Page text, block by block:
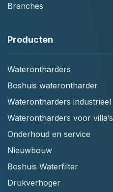
Branches
Producten
Waterontharders
Boshuis waterontharder
Waterontharders industrieel
Waterontharders voor villa’s
Onderhoud en service
Nieuwbouw
Boshuis Waterfilter
Drukverhoger